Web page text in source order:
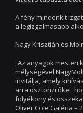
A fény mindenkit
a legizgalmasabb
Nagy Krisztián és
„Az anyagok mesteri
mélységével
invitálja, amely
arra ösztönzi őket,
folyékony és
Oliver Cole Galéria –